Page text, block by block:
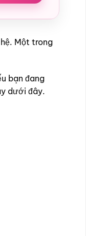
Một trong
bạn đang
dưới đây.